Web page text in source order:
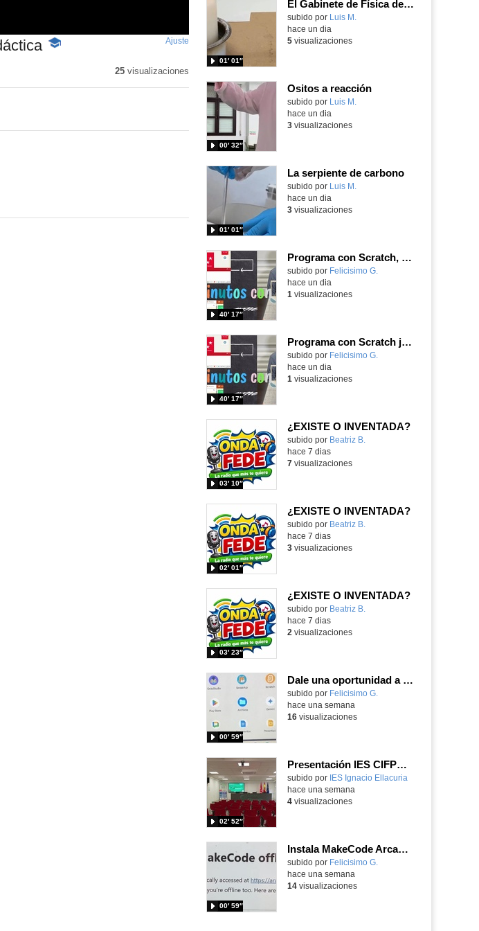
-
Ajuste
pantalla
25visualizaciones
El Gabinete de Física del IES Enrique Tierno Galván de Parla (Curso 25-26)
Contenido educativo.
subido por Luis M.
01′ 01″
hace un dia
5visualizaciones
Ositos a reacción
Contenido educativo.
subido por Luis M.
00′ 32″
hace un dia
3visualizaciones
La serpiente de carbono
Contenido educativo.
subido por Luis M.
01′ 01″
hace un dia
3visualizaciones
Programa con Scratch, 8 diferentes juegos para vivir la emoción de los partidos de España en el mundial 2026
Contenido educativo.
subido por Felicisimo G.
40′ 17″
hace un dia
1 visualizaciones
Programa con Scratch juegos con los partidos del mundial 2026 ganados por España
Contenido educativo.
subido por Felicisimo G.
40′ 17″
hace un dia
1 visualizaciones
¿EXISTE O INVENTADA?
Contenido educativo.
subido por Beatriz B.
03′ 10″
hace 7 dias
7visualizaciones
¿EXISTE O INVENTADA?
Contenido educativo.
subido por Beatriz B.
02′ 01″
hace 7 dias
3visualizaciones
¿EXISTE O INVENTADA?
Contenido educativo.
subido por Beatriz B.
03′ 23″
hace 7 dias
2 visualizaciones
Dale una oportunidad a los Chromebooks y utiliza un proyector para realizar talleres si no tienes pantallas táctiles
Contenido educativo.
subido por Felicisimo G.
00′ 59″
hace una semana
16visualizaciones
Presentación IES CIFPD Ignacio Ellacuría
Contenido educativo.
subido por IES Ignacio Ellacuria
02′ 52″
hace una semana
4visualizaciones
Instala MakeCode Arcade para trabajar offline en tu tablet, ordenador, Chromebook
Contenido educativo.
subido por Felicisimo G.
00′ 59″
hace una semana
14visualizaciones